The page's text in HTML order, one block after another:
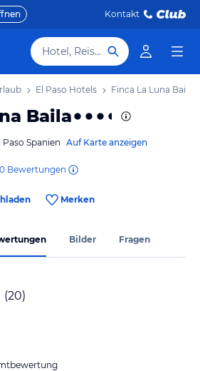
Kontakt
Hotel, Reiseziel
El Paso Hotels Finca La Luna Baila
Baila
Spanien Auf Karte anzeigen
Bewertungen
Merken
Bilder Fragen
(20)